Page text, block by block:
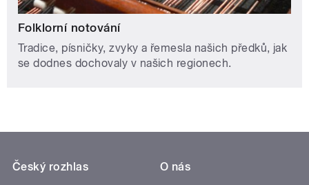
Folklorní notování
Tradice, písničky, zvyky a řemesla našich předků, jak
se dodnes dochovaly v našich regionech.
Český rozhlas
O nás